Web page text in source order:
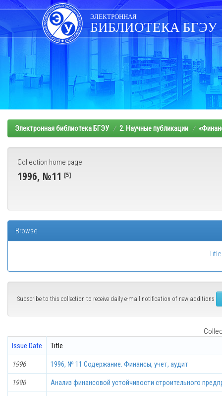
Skip
navigation
ЭЛЕКТРОННАЯ
БИБЛИОТЕКА БГЭУ
Электронная библиотека БГЭУ 2. Научные публикации
Collection home page
1996, №11 [5]
Browse
Title
Subscribe to this collection to receive daily e-mail notification of new additions
Issue Date
Title
1996 1996, № 11 Содержание. Финансы, учет, аудит
1996 Анализ финансовой устойчивости строительного